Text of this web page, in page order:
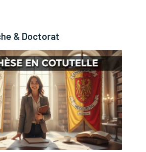
& Doctorat